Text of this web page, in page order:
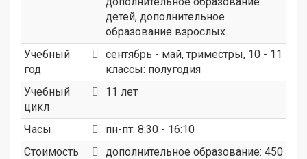
детей, дополнительное
образование взрослых
Учебный
год
сентябрь - май, триместры, 10 - 11
классы: полугодия
Учебный
цикл
11 лет
Часы
пн-пт: 8:30 - 16:10
Стоимость
дополнительное образование: 450